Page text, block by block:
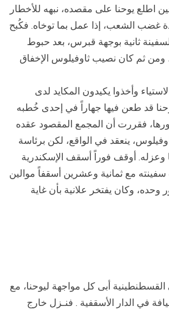
اطلع يوحنا على مقصده، نبهه للأخطار
غضب الشعب، إذا عمل بما توخاه. فكُبح
ثانية بوجهة قبرس، بعد حبوط
ومن ثم كان نصيب ثاوفيلوس الإخفاق
وأخذوا يكيدون المكايد لدى
قد طعن فيها جهاراً في إحدى خُطبه
فقررت أن المجمع المقصود عقده
ينعقد في الواقع، لكن برئاسة
وعزله. أوقف فوراً أسقف الإسكندرية
مع ثمانية وعشرين أسقفاً موالين
وحده، وكان يفتخر علانية بأن غاية
أبى كل مواجهة ليوحنا، مع
في الدار الأسقفية . فنـزل خارج